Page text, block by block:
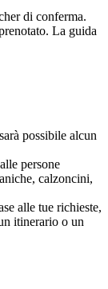
di conferma.
La guida
possibile alcun
persone
calzoncini,
alle tue richieste,
itinerario o un